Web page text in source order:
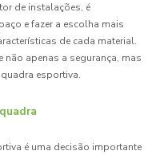
de instalações, é
e fazer a escolha mais
de cada material.
não apenas a segurança, mas
esportiva.
é uma decisão importante